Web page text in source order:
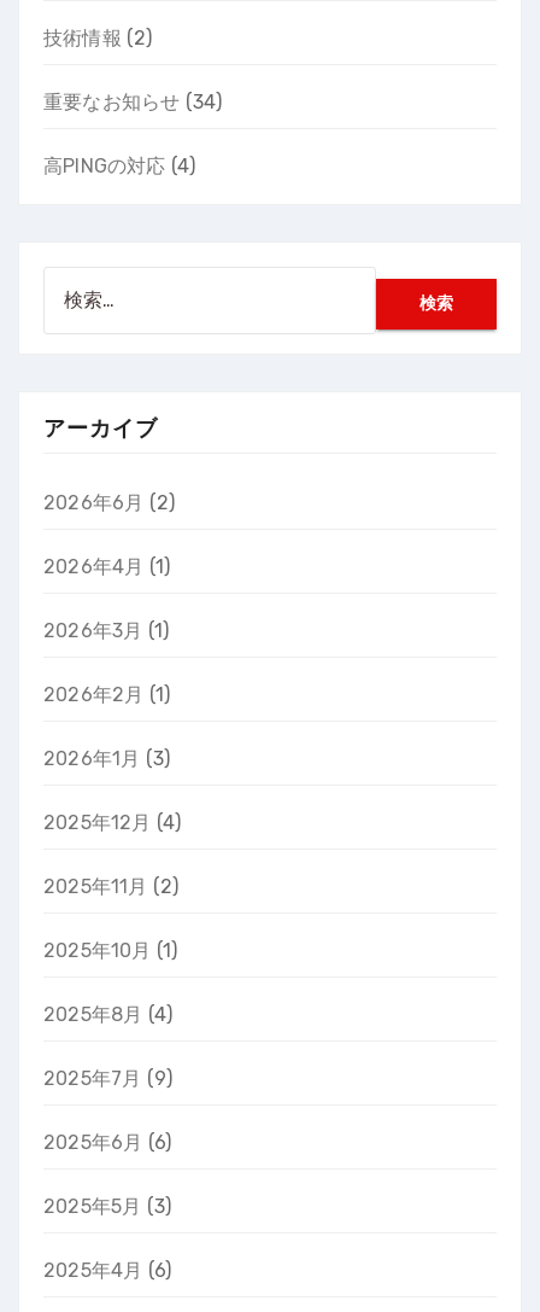
技術情報 (2)
重要なお知らせ (34)
高PINGの対応 (4)
アーカイブ
2026年6月 (2)
2026年4月 (1)
2026年3月 (1)
2026年2月 (1)
2026年1月 (3)
2025年12月 (4)
2025年11月 (2)
2025年10月 (1)
2025年8月 (4)
2025年7月 (9)
2025年6月 (6)
2025年5月 (3)
2025年4月 (6)